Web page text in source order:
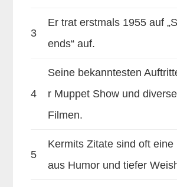
3
Er trat erstmals 1955 auf
ends“ auf.
4
Seine bekanntesten
r Muppet Show und
Filmen.
5
Kermits Zitate sind oft eine
aus Humor und tiefer